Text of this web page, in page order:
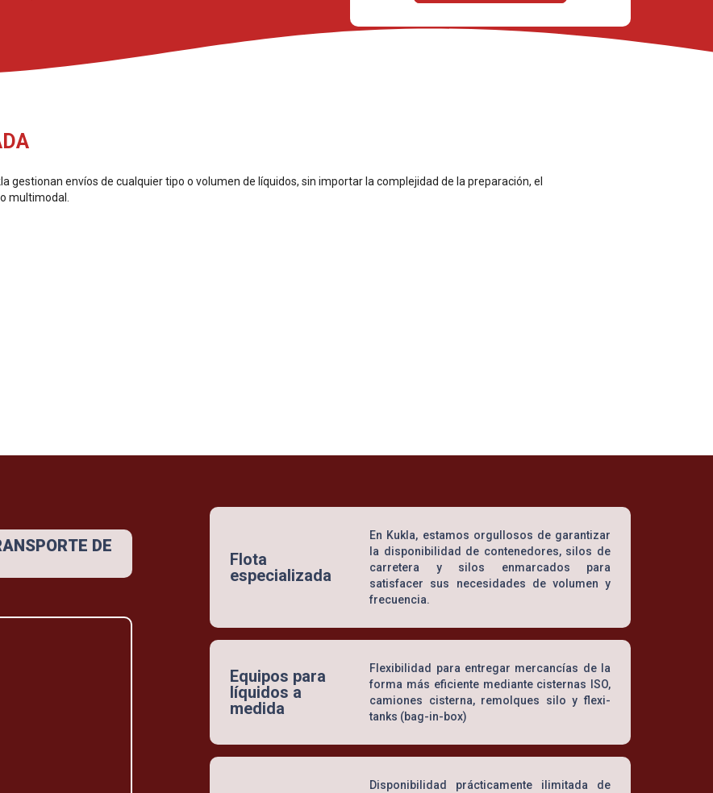
gestionan envíos de cualquier tipo o volumen de líquidos, sin importar la complejidad de la preparación, el
multimodal.
DE
Flota
especializada
En Kukla, estamos orgullosos de garantizar
la disponibilidad de contenedores, silos de
carretera y silos enmarcados para
satisfacer sus necesidades de volumen y
frecuencia.
Equipos para
líquidos a
medida
Flexibilidad para entregar mercancías de la
forma más eficiente mediante cisternas ISO,
camiones cisterna, remolques silo y flexi-
tanks (bag-in-box)
Disponibilidad prácticamente ilimitada de